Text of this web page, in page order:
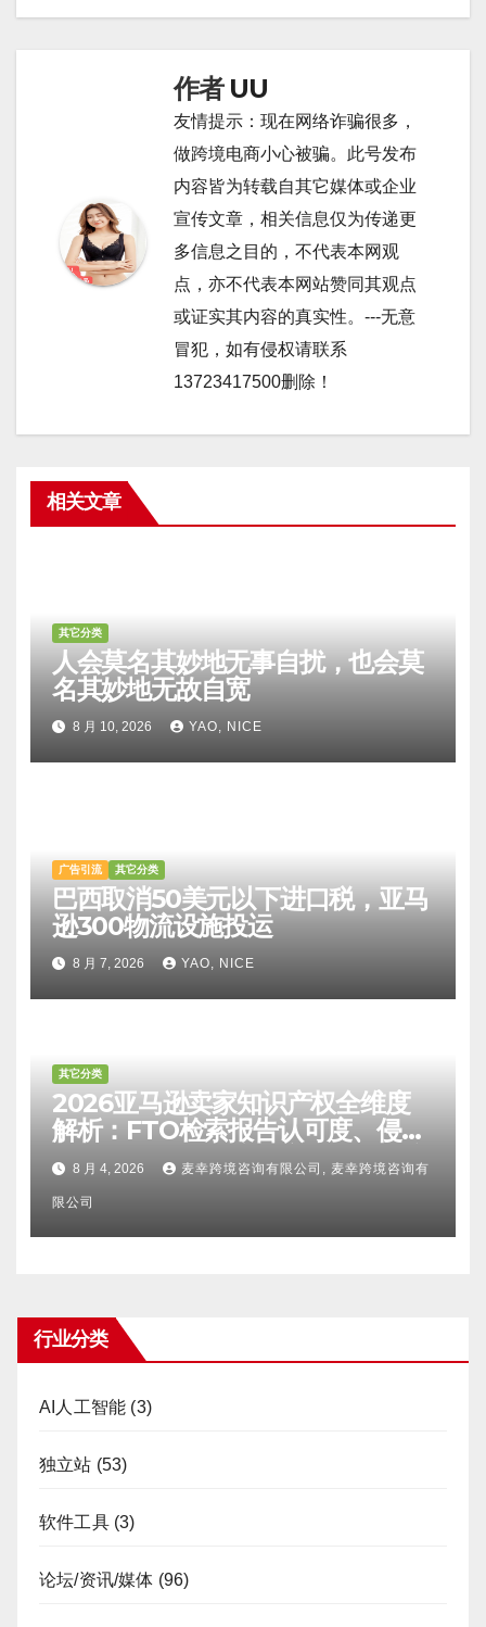
航
作者 UU
友情提示：现在网络诈骗很多，
做跨境电商小心被骗。此号发布
内容皆为转载自其它媒体或企业
宣传文章，相关信息仅为传递更
多信息之目的，不代表本网观
点，亦不代表本网站赞同其观点
或证实其内容的真实性。---无意
冒犯，如有侵权请联系
13723417500删除！
相关文章
其它分类
人会莫名其妙地无事自扰，也会莫
名其妙地无故自宽
8 月 10, 2026 YAO, NICE
广告引流 其它分类
巴西取消50美元以下进口税，亚马
逊300物流设施投运
8 月 7, 2026 YAO, NICE
其它分类
2026亚马逊卖家知识产权全维度
解析：FTO检索报告认可度、侵权
比对区别、TRO应诉方法及服务商
甄选避坑全攻略
8 月 4, 2026 麦幸跨境咨询有限公司, 麦幸跨境咨询有
限公司
行业分类
AI人工智能 (3)
独立站 (53)
软件工具(3)
论坛/资讯/媒体 (96)